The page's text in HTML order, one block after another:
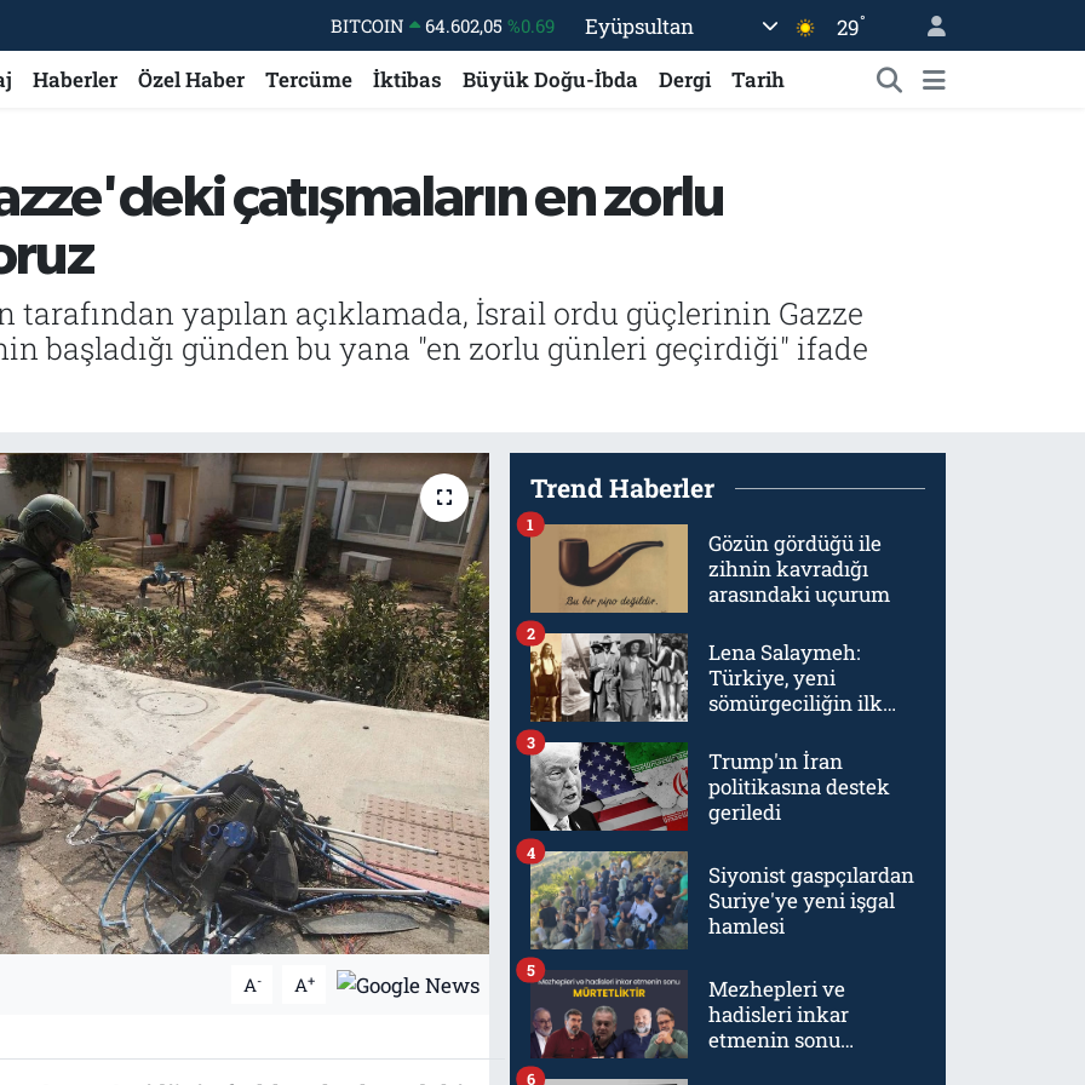
BITCOIN 64.602,05 %0.69
DOLAR
47,6006
%0.06
GRAM ALTIN
6513.94
%0.32
Eyüpsultan 29°
Haberler Özel Haber Tercüme İktibas Büyük Doğu-İbda Dergi Tarih
çatışmaların en zorlu
yapılan açıklamada, İsrail ordu güçlerinin Gazze
başladığı günden bu yana "en zorlu günleri geçirdiği" ifade
A- A+
Trend Haberler
Gözün gördüğü ile
zihnin kavradığı
arasındaki uçurum
1
Lena Salaymeh:
Türkiye, yeni
sömürgeciliğin ilk
2
Trump'ın İran
politikasına destek
geriledi
3
Siyonist gaspçılardan
Suriye'ye yeni işgal
hamlesi
4
Mezhepleri ve
hadisleri inkar
etmenin sonu
5
6